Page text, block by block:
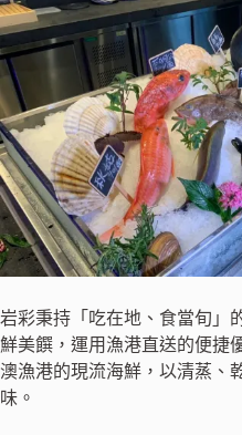
岩彩秉持「吃在地、食當旬」
鮮美饌，運用漁港直送的便捷
澳漁港的現流海鮮，以清蒸、
味。